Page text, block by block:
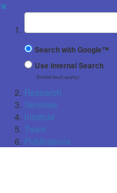
✖
Suchbegriff
Search with Google™
Use Internal Search
(limited result quality)
Research
Services
Institute
Team
Publications